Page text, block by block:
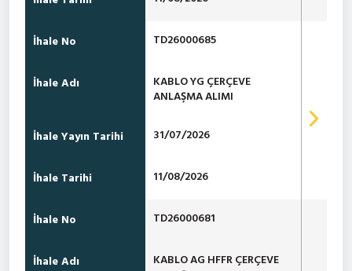
İhale No TD26000685
İhale Adı
KABLO YG ÇERÇEVE
ANLAŞMA ALIMI
İhale Yayın Tarihi 31/07/2026
İhale Tarihi 11/08/2026
İhale No TD26000681
İhale Adı
KABLO AG HFFR ÇERÇEVE